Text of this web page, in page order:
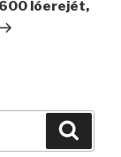
lóerejét,